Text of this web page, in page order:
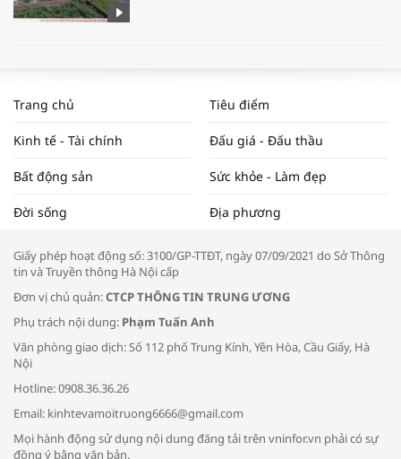
NAM NĂM 2024 VÀ NĂM 2025 | NHỊP
ĐẬP THỊ TRƯỜNG #62
Tọa đàm “Xúc tiến thương mại: Khơi
Bác sĩ tư vấn cách phòng tránh bệnh
đường hô hấp trong thời tiết giao mùa
Trang chủ Tiêu điểm
Kinh tế - Tài chính Đấu giá - Đấu thầu
Bất động sản Sức khỏe - Làm đẹp
Đời sống Địa phương
Giấy phép hoạt động số: 3100/GP-TTĐT, ngày 07/09/2021 do Sở Thông
tin và Truyền thông Hà Nội cấp
Đơn vị chủ quản:CTCP THÔNG TIN TRUNG ƯƠNG
Phụ trách nội dung: Phạm Tuấn Anh
Văn phòng giao dịch: Số 112 phố Trung Kính, Yên Hòa, Cầu Giấy, Hà
Nội
Hotline: 0908.36.36.26
Email: kinhtevamoitruong6666@gmail.com
Mọi hành động sử dụng nội dung đăng tải trên vninfor.vn phải có sự
đồng ý bằng văn bản.